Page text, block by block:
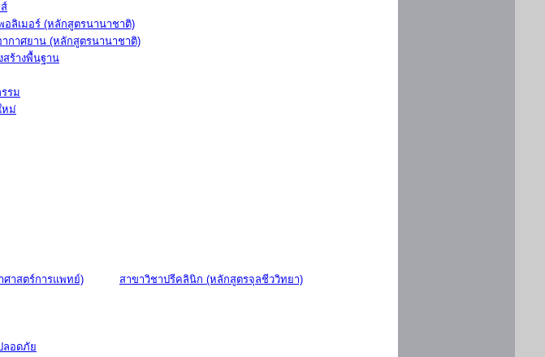
อลิเมอร์ (หลักสูตรนานาชาติ)
ากาศยาน (หลักสูตรนานาชาติ)
สร้างพื้นฐาน
รม
หม่
าสตร์การแพทย์)
สาขาวิชาปรีคลินิก (หลักสูตรจุลชีววิทยา)
ลอดภัย